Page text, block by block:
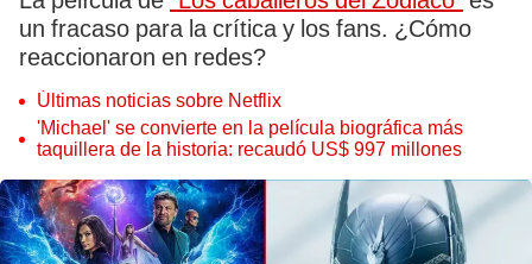
un fracaso para la crítica y los fans. ¿Cómo
reaccionaron en redes?
Últimas noticias sobre Netflix
'Michael' se convierte en la película biográfica más
taquillera de la historia: recaudó US$ 997 millones